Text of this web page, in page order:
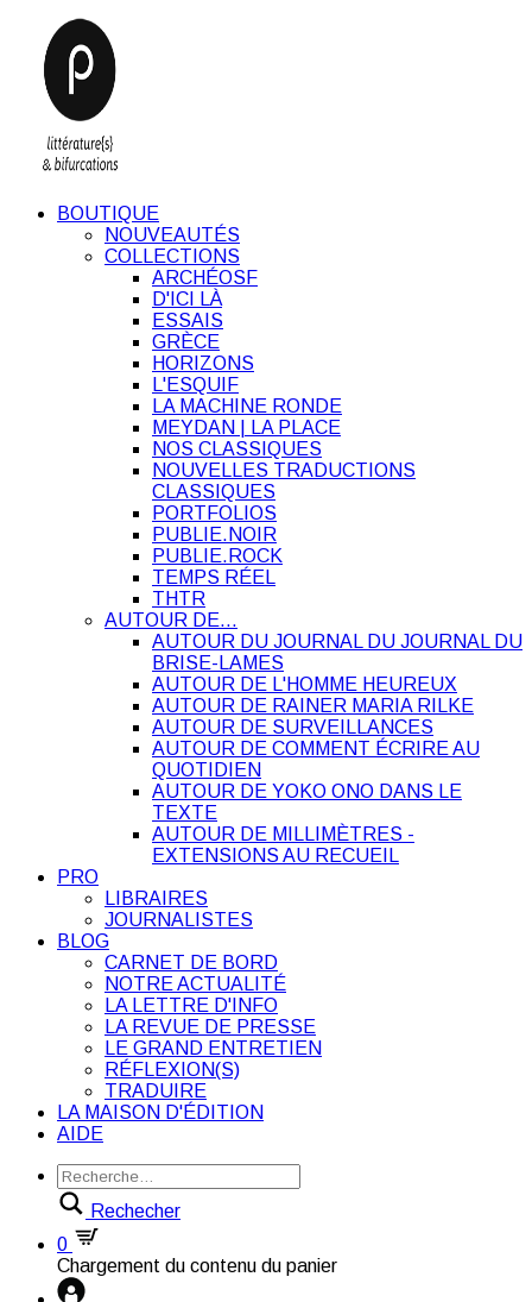
BOUTIQUE
NOUVEAUTÉS
COLLECTIONS
ARCHÉOSF
D'ICI LÀ
ESSAIS
GRÈCE
HORIZONS
L'ESQUIF
LA MACHINE RONDE
MEYDAN | LA PLACE
NOS CLASSIQUES
NOUVELLES TRADUCTIONS
CLASSIQUES
PORTFOLIOS
PUBLIE.NOIR
PUBLIE.ROCK
TEMPS RÉEL
THTR
AUTOUR DE…
AUTOUR DU JOURNAL DU JOURNAL DU
BRISE-LAMES
AUTOUR DE L'HOMME HEUREUX
AUTOUR DE RAINER MARIA RILKE
AUTOUR DE SURVEILLANCES
AUTOUR DE COMMENT ÉCRIRE AU
QUOTIDIEN
AUTOUR DE YOKO ONO DANS LE
TEXTE
AUTOUR DE MILLIMÈTRES -
EXTENSIONS AU RECUEIL
PRO
LIBRAIRES
JOURNALISTES
BLOG
CARNET DE BORD
NOTRE ACTUALITÉ
LA LETTRE D'INFO
LA REVUE DE PRESSE
LE GRAND ENTRETIEN
RÉFLEXION(S)
TRADUIRE
LA MAISON D'ÉDITION
AIDE
Rechecher
0
Chargement du contenu du panier